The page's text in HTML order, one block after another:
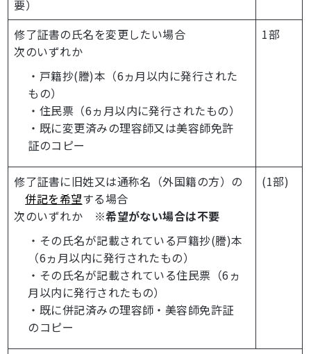
要）
修了証書の氏名を変更したい場合
次のいずれか
・戸籍抄(謄)本（6ヵ月以内に発行された
もの）
・住民票（6ヵ月以内に発行されたもの）
・既に変更済みの理容師又は美容師免許
証のコピー
1部
修了証書に旧姓又は通称名（外国籍の方）の
併記を希望する場合
次のいずれか ※希望がない場合は不要
・その氏名が記載されている戸籍抄(謄)本
（6ヵ月以内に発行されたもの）
・その氏名が記載されている住民票（6ヵ
月以内に発行されたもの）
・既に併記済みの理容師・美容師免許証
のコピー
(1部)